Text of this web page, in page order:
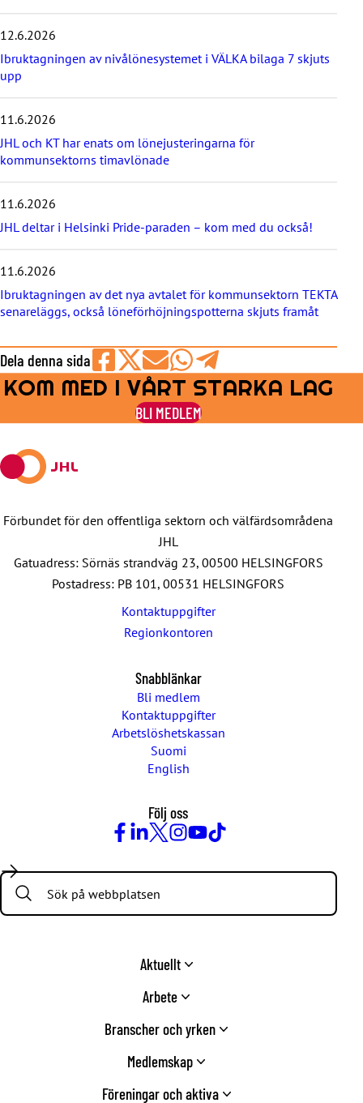
n
a
s
e
n
y
h
e
t
e
n
a
12.6.2026
Ibruktagningen av nivålönesystemet i VÄLKA bilaga 7 skjuts
upp
11.6.2026
JHL och KT har enats om lönejusteringarna för
kommunsektorns timavlönade
11.6.2026
JHL deltar i Helsinki Pride-paraden – kom med du också!
11.6.2026
Ibruktagningen av det nya avtalet för kommunsektorn TEKTA
senareläggs, också löneförhöjningspotterna skjuts framåt
Dela denna sida
Share
on
Facebook
Share
on
Share
by
E-
Share
on
WhatsApp
Share
on
Telegram
KOM MED I VÅRT STARKA LAG
BLI MEDLEM
Förbundet för den offentliga sektorn och välfärdsområdena
JHL
Gatuadress: Sörnäs strandväg 23, 00500 HELSINGFORS
Postadress: PB 101, 00531 HELSINGFORS
Kontaktuppgifter
Regionkontoren
Snabblänkar
Bli medlem
Kontaktuppgifter
Arbetslöshetskassan
Suomi
English
Följ oss
Search:
Aktuellt
Arbete
Branscher och yrken
Medlemskap
Föreningar och aktiva